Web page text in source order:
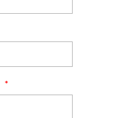
*